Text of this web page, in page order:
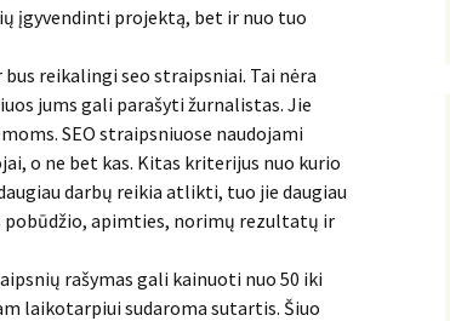
įgyvendinti projektą, bet ir nuo tuo
bus reikalingi seo straipsniai. Tai nėra
jums gali parašyti žurnalistas. Jie
SEO straipsniuose naudojami
o ne bet kas. Kitas kriterijus nuo kurio
darbų reikia atlikti, tuo jie daugiau
pobūdžio, apimties, norimų rezultatų ir
rašymas gali kainuoti nuo 50 iki
laikotarpiui sudaroma sutartis. Šiuo